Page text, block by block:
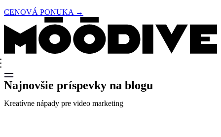
CENOVÁ PONUKA →
Najnovšie príspevky na blogu
Kreatívne nápady pre video marketing